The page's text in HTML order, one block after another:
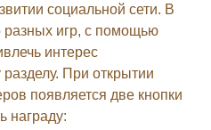
социальной сети. В
разных игр, с помощью
интерес
При открытии
появляется две кнопки
награду: